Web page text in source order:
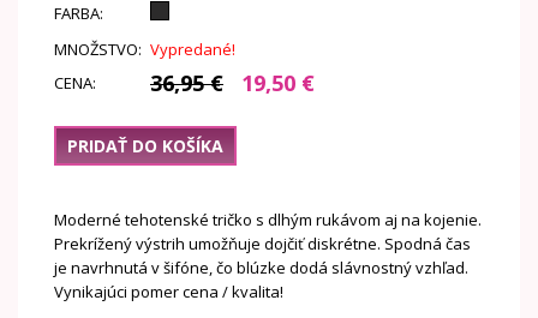
FARBA:
MNOŽSTVO: Vypredané!
CENA:
36,95 € 19,50 €
Moderné tehotenské tričko s dlhým rukávom aj na kojenie.
Prekrížený výstrih umožňuje dojčiť diskrétne. Spodná čas
je navrhnutá v šifóne, čo blúzke dodá slávnostný vzhľad.
Vynikajúci pomer cena / kvalita!